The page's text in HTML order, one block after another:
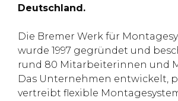
Deutschland.
Die Bremer Werk für
wurde 1997 gegründet und
rund 80 Mitarbeiterinnen und
Das Unternehmen entwickelt,
vertreibt flexible